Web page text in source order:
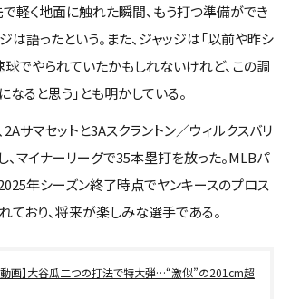
で軽く地面に触れた瞬間、もう打つ準備ができ
は語ったという。また、ジャッジは「以前や昨シ
球でやられていたかもしれないけれど、この調
ると思う」とも明かしている。
サマセットと3Aスクラントン／ウィルクスバリ
、マイナーリーグで35本塁打を放った。MLBパ
年シーズン終了時点でヤンキースのプロス
ており、将来が楽しみな選手である。
動画】大谷瓜二つの打法で特大弾…“激似”の201cm超